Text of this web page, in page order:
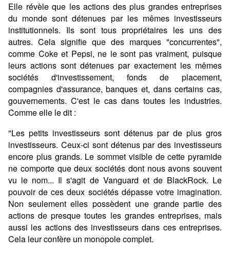
Elle révèle que les actions des plus grandes entreprises
du monde sont détenues par les mêmes investisseurs
institutionnels. Ils sont tous propriétaires les uns des
autres. Cela signifie que des marques "concurrentes",
comme Coke et Pepsi, ne le sont pas vraiment, puisque
leurs actions sont détenues par exactement les mêmes
sociétés d'investissement, fonds de placement,
compagnies d'assurance, banques et, dans certains cas,
gouvernements. C'est le cas dans toutes les industries.
Comme elle le dit :
"Les petits investisseurs sont détenus par de plus gros
investisseurs. Ceux-ci sont détenus par des investisseurs
encore plus grands. Le sommet visible de cette pyramide
ne comporte que deux sociétés dont nous avons souvent
vu le nom... Il s'agit de Vanguard et de BlackRock. Le
pouvoir de ces deux sociétés dépasse votre imagination.
Non seulement elles possèdent une grande partie des
actions de presque toutes les grandes entreprises, mais
aussi les actions des investisseurs dans ces entreprises.
Cela leur confère un monopole complet.